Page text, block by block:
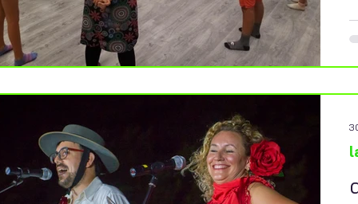
escénicas y
Transmutaciones
de lectura
Fragmentos de Vida.
El Centro de participación activa
“Pablo Picasso” emprende nueva
actividad desde su programa
participación social y red de apoyo
comunitario
cultura social
9 mar 2023 2 min de lectura